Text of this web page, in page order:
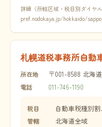
詳細（所轄区域・税目別ダイヤ
pref.nodokaya.jp/hokkaido/
札幌道税事務所自動
所在地 〒001-8588 北海
電話 011-746-1190
税目 自動車税種別
管轄 北海道全域